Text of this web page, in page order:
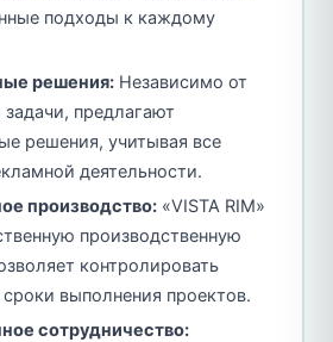
подходы к каждому
решения: Независимо от
предлагают
решения, учитывая все
деятельности.
производство: «VISTA RIM»
производственную
контролировать
сроки выполнения проектов.
сотрудничество: